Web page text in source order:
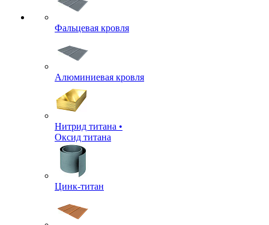
Фальцевая кровля
Алюминиевая кровля
Нитрид титана •
Оксид титана
Цинк-титан